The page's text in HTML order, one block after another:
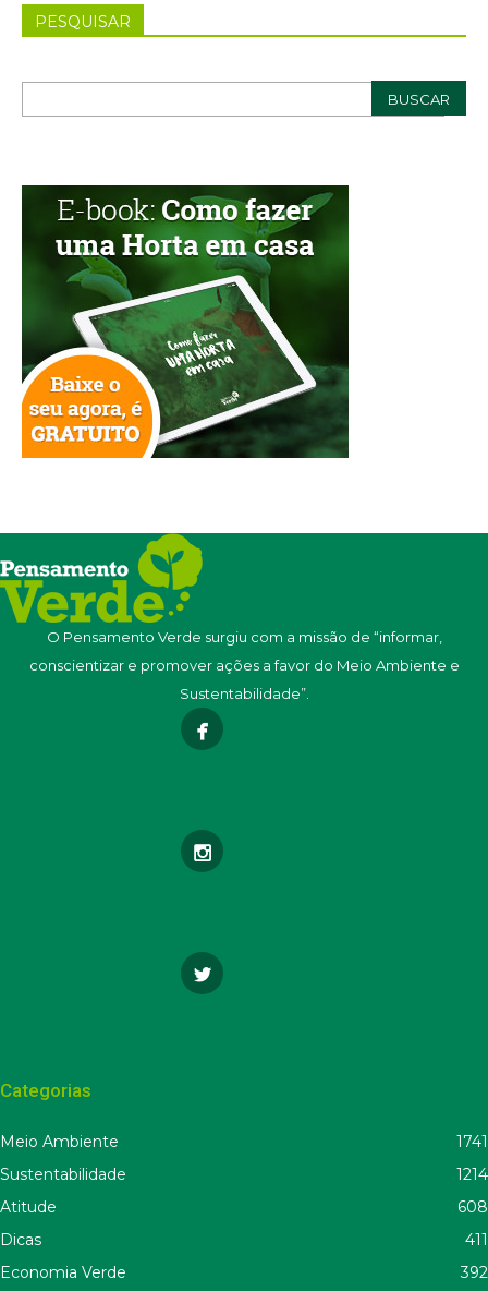
PESQUISAR
O Pensamento Verde surgiu com a missão de “informar,
conscientizar e promover ações a favor do Meio Ambiente e
Sustentabilidade”.
Categorias
Meio Ambiente
1741
Sustentabilidade
1214
Atitude
608
Dicas
411
Economia Verde
392